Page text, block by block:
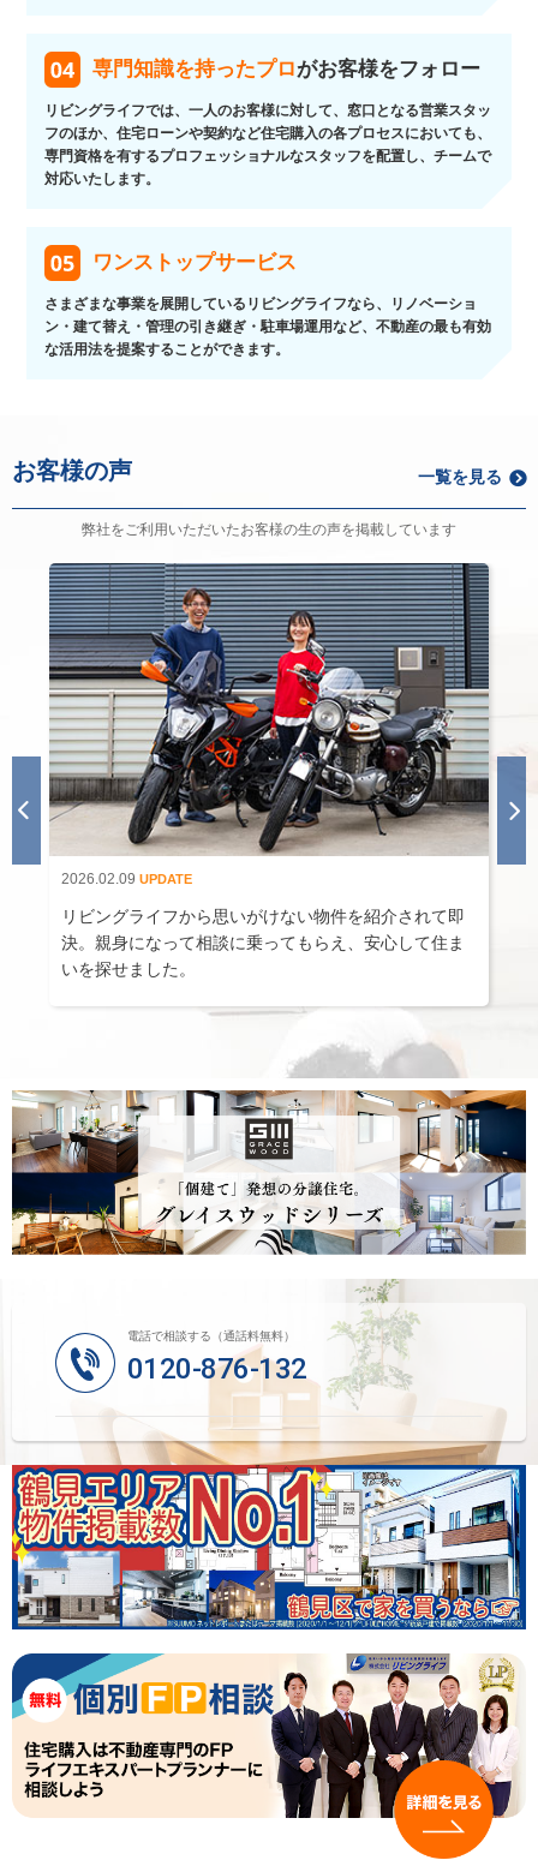
専門知識を持ったプロがお客様をフォロー
リビングライフでは、一人のお客様に対して、窓口となる営業スタッ
フのほか、住宅ローンや契約など住宅購入の各プロセスにおいても、
専門資格を有するプロフェッショナルなスタッフを配置し、チームで
対応いたします。
ワンストップサービス
さまざまな事業を展開しているリビングライフなら、リノベーショ
ン・建て替え・管理の引き継ぎ・駐車場運用など、不動産の最も有効
な活用法を提案することができます。
お客様の声 一覧を見る
弊社をご利用いただいたお客様の生の声を掲載しています
2026.02.09 UPDATE
リビングライフから思いがけない物件を紹介されて即
決。親身になって相談に乗ってもらえ、安心して住ま
いを探せました。
電話で相談する（通話料無料）
0120-876-132